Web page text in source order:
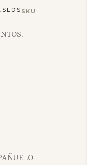
SKU:
,